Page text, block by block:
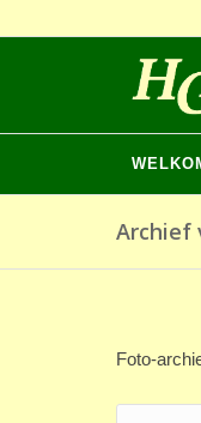
Archief
Foto-